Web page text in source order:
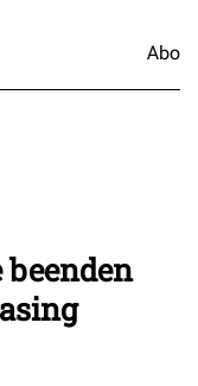
Abo